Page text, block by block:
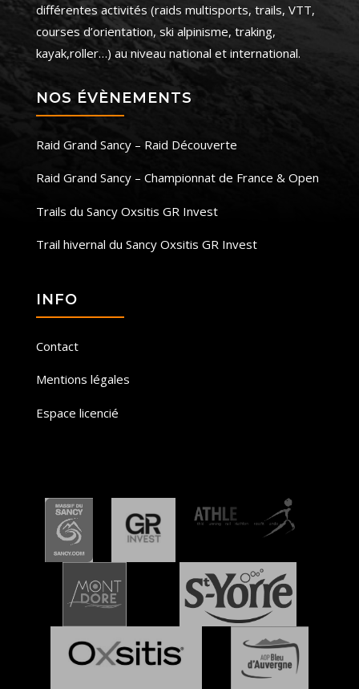
différentes activités (raids multisports, trails, VTT,
courses d’orientation, ski alpinisme, traking,
kayak,roller…) au niveau national et international.
NOS ÉVÈNEMENTS
Raid Grand Sancy – Raid Découverte
Raid Grand Sancy – Championnat de France & Open
Trails du Sancy Oxsitis GR Invest
Trail hivernal du Sancy Oxsitis GR Invest
INFO
Contact
Mentions légales
Espace licencié